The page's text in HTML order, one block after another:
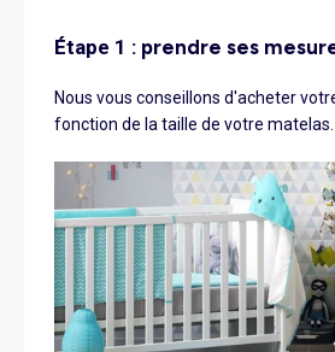
étape 1 : prendre ses
Nous vous conseillons d'acheter
fonction de la taille de votre matelas.